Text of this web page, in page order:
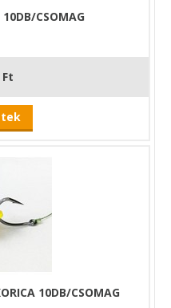
10DB/CSOMAG
Ft
10DB/CSOMAG